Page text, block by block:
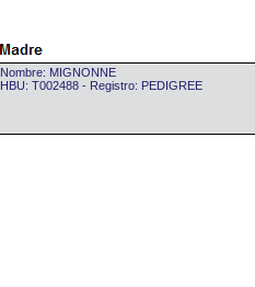
Nombre: MIGNONNE
HBU: T002488 - Registro: PEDIGREE